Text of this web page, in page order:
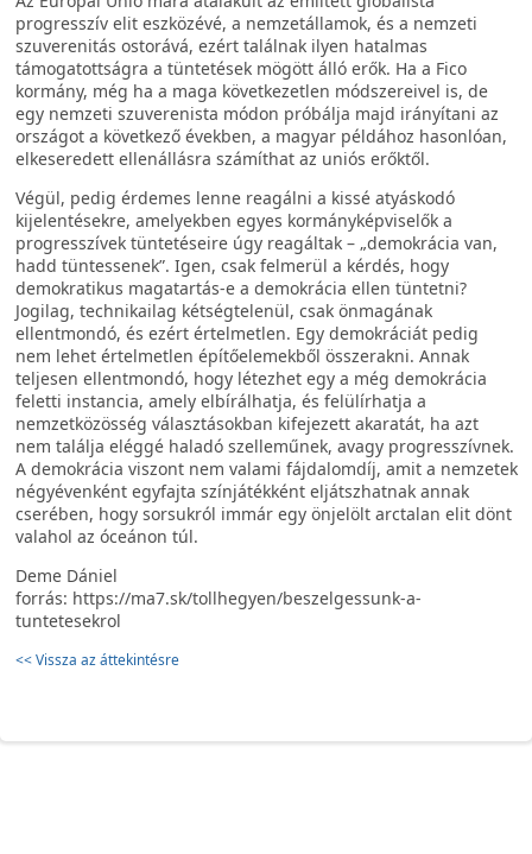
progresszív elit eszközévé, a nemzetállamok, és a nemzeti
szuverenitás ostorává, ezért találnak ilyen hatalmas
támogatottságra a tüntetések mögött álló erők. Ha a Fico
kormány, még ha a maga következetlen módszereivel is, de
egy nemzeti szuverenista módon próbálja majd irányítani az
országot a következő években, a magyar példához hasonlóan,
elkeseredett ellenállásra számíthat az uniós erőktől.
Végül, pedig érdemes lenne reagálni a kissé atyáskodó
kijelentésekre, amelyekben egyes kormányképviselők a
progresszívek tüntetéseire úgy reagáltak – „demokrácia van,
hadd tüntessenek”. Igen, csak felmerül a kérdés, hogy
demokratikus magatartás-e a demokrácia ellen tüntetni?
Jogilag, technikailag kétségtelenül, csak önmagának
ellentmondó, és ezért értelmetlen. Egy demokráciát pedig
nem lehet értelmetlen építőelemekből összerakni. Annak
teljesen ellentmondó, hogy létezhet egy a még demokrácia
feletti instancia, amely elbírálhatja, és felülírhatja a
nemzetközösség választásokban kifejezett akaratát, ha azt
nem találja eléggé haladó szelleműnek, avagy progresszívnek.
A demokrácia viszont nem valami fájdalomdíj, amit a nemzetek
négyévenként egyfajta színjátékként eljátszhatnak annak
cserében, hogy sorsukról immár egy önjelölt arctalan elit dönt
valahol az óceánon túl.
Deme Dániel
forrás: https://ma7.sk/tollhegyen/beszelgessunk-a-
tuntetesekrol
<< Vissza az áttekintésre